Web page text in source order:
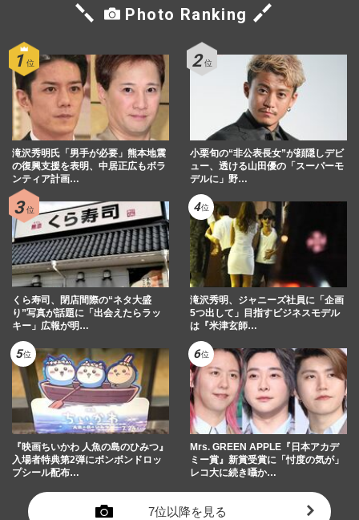
Photo Ranking
滝沢秀明氏「男手が必要」熊本地震
の復興支援を表明、中居正広もボラ
ンティア計画…
小栗旬の“非公表長女”が顔隠しデビ
ュー、透ける山田優の「スーパーモ
デルに」野…
くら寿司、閉店間際の“ネタ大盛
り”写真が話題に「出会えたらラッ
キー」広報が明…
滝沢秀明、ジャニーズ社員に「企画
5つ出して」目指すビジネスモデル
は『米津玄師…
『映画ちいかわ 人魚の島のひみつ』
入場者特典第2弾にボンボンドロッ
プシール配布…
Mrs. GREEN APPLE『日本アカデ
ミー賞』新賞受賞に「忖度の気が」
レコ大に続き囁か…
7位以降を見る